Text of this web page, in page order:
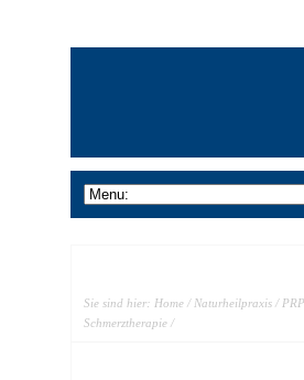
Sie sind hier: Home / Naturheilpraxis /
Schmerztherapie /